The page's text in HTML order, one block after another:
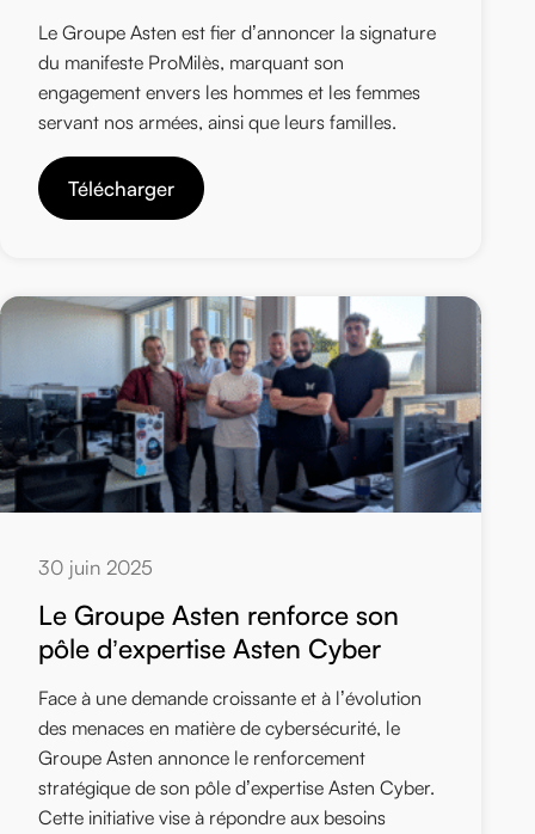
Le Groupe Asten est fier d’annoncer la signature
du manifeste ProMilès, marquant son
engagement envers les hommes et les femmes
servant nos armées, ainsi que leurs familles.
Télécharger
30 juin 2025
Le Groupe Asten renforce son
pôle d’expertise Asten Cyber
Face à une demande croissante et à l’évolution
des menaces en matière de cybersécurité, le
Groupe Asten annonce le renforcement
stratégique de son pôle d’expertise Asten Cyber.
Cette initiative vise à répondre aux besoins